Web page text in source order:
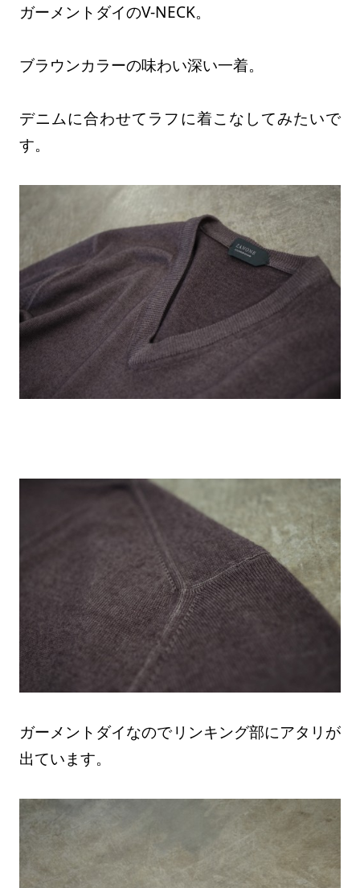
ガーメントダイのV-NECK。
ブラウンカラーの味わい深い一着。
デニムに合わせてラフに着こなしてみたいで
す。
ガーメントダイなのでリンキング部にアタリが
出ています。